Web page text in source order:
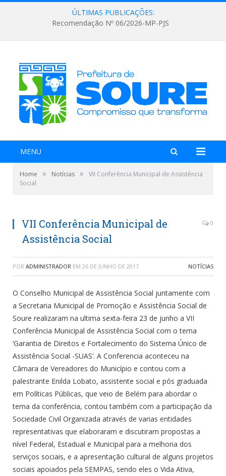
ÚLTIMAS PUBLICAÇÕES:
Recomendação Nº 06/2026-MP-PJS
MENU
Home » Notícias »
VII Conferência Municipal de Assistência
Social
VII Conferência Municipal de
Assistência Social
0
POR ADMINISTRADOR EM 26 DE JUNHO DE 2017 NOTÍCIAS
O Conselho Municipal de Assistência Social juntamente com
a Secretaria Municipal de Promoção e Assistência Social de
Soure realizaram na ultima sexta-feira 23 de junho a VII
Conferência Municipal de Assistência Social com o tema
‘Garantia de Direitos e Fortalecimento do Sistema Único de
Assistência Social -SUAS’. A Conferencia aconteceu na
Câmara de Vereadores do Município e contou com a
palestrante Enilda Lobato, assistente social e pós graduada
em Políticas Públicas, que veio de Belém para abordar o
tema da conferência, contou também com a participação da
Sociedade Civil Organizada através de varias entidades
representativas que elaboraram e discutiram propostas a
nível Federal, Estadual e Municipal para a melhoria dos
serviços sociais, e a apresentação cultural de alguns projetos
sociais apoiados pela SEMPAS, sendo eles o Vida Ativa,